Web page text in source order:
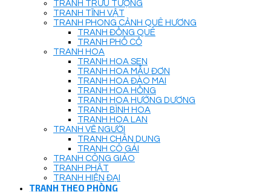
TRANH TRỪU TƯỢNG
TRANH TĨNH VẬT
TRANH PHONG CẢNH QUÊ HƯƠNG
TRANH ĐỒNG QUÊ
TRANH PHỐ CỔ
TRANH HOA
TRANH HOA SEN
TRANH HOA MẪU ĐƠN
TRANH HOA ĐÀO MAI
TRANH HOA HỒNG
TRANH HOA HƯỚNG DƯƠNG
TRANH BÌNH HOA
TRANH HOA LAN
TRANH VẼ NGƯỜI
TRANH CHÂN DUNG
TRANH CÔ GÁI
TRANH CÔNG GIÁO
TRANH PHẬT
TRANH HIỆN ĐẠI
TRANH THEO PHÒNG